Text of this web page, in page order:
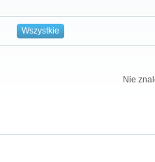
Wszystkie
Nie